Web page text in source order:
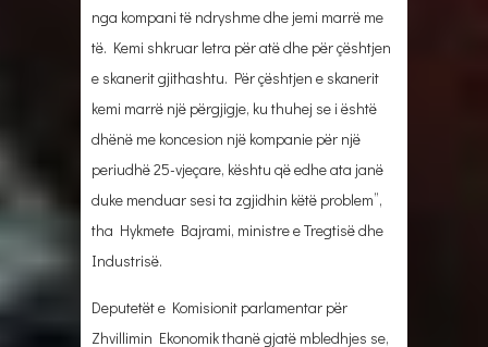
nga kompani të ndryshme dhe jemi marrë me
të. Kemi shkruar letra për atë dhe për çështjen
e skanerit gjithashtu. Për çështjen e skanerit
kemi marrë një përgjigje, ku thuhej se i është
dhënë me koncesion një kompanie për një
periudhë 25-vjeçare, kështu që edhe ata janë
duke menduar sesi ta zgjidhin këtë problem”,
tha Hykmete Bajrami, ministre e Tregtisë dhe
Industrisë.
Deputetët e Komisionit parlamentar për
Zhvillimin Ekonomik thanë gjatë mbledhjes se,